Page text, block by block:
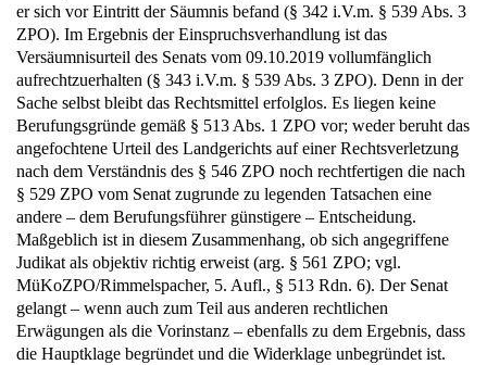
er sich vor Eintritt der Säumnis befand (§ 342 i.V.m. § 539 Abs. 3
ZPO). Im Ergebnis der Einspruchsverhandlung ist das
Versäumnisurteil des Senats vom 09.10.2019 vollumfänglich
aufrechtzuerhalten (§ 343 i.V.m. § 539 Abs. 3 ZPO). Denn in der
Sache selbst bleibt das Rechtsmittel erfolglos. Es liegen keine
Berufungsgründe gemäß § 513 Abs. 1 ZPO vor; weder beruht das
angefochtene Urteil des Landgerichts auf einer Rechtsverletzung
nach dem Verständnis des § 546 ZPO noch rechtfertigen die nach
§ 529 ZPO vom Senat zugrunde zu legenden Tatsachen eine
andere – dem Berufungsführer günstigere – Entscheidung.
Maßgeblich ist in diesem Zusammenhang, ob sich angegriffene
Judikat als objektiv richtig erweist (arg. § 561 ZPO; vgl.
MüKoZPO/Rimmelspacher, 5. Aufl., § 513 Rdn. 6). Der Senat
gelangt – wenn auch zum Teil aus anderen rechtlichen
Erwägungen als die Vorinstanz – ebenfalls zu dem Ergebnis, dass
die Hauptklage begründet und die Widerklage unbegründet ist.